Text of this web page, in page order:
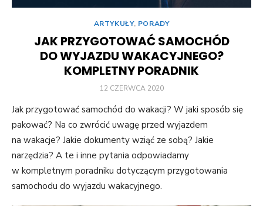
ARTYKUŁY, PORADY
JAK PRZYGOTOWAĆ SAMOCHÓD
DO WYJAZDU WAKACYJNEGO?
KOMPLETNY PORADNIK
POSTED
12 CZERWCA 2020
Jak przygotować samochód do wakacji? W jaki sposób się
pakować? Na co zwrócić uwagę przed wyjazdem
na wakacje? Jakie dokumenty wziąć ze sobą? Jakie
narzędzia? A te i inne pytania odpowiadamy
w kompletnym poradniku dotyczącym przygotowania
samochodu do wyjazdu wakacyjnego.